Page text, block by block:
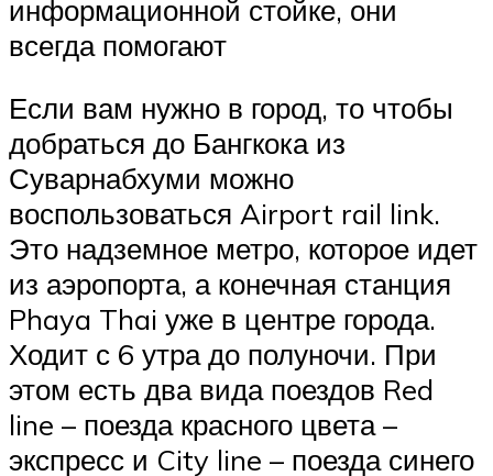
информационной стойке, они
всегда помогают
Если вам нужно в город, то чтобы
добраться до Бангкока из
Суварнабхуми можно
воспользоваться Airport rail link.
Это надземное метро, которое идет
из аэропорта, а конечная станция
Phaya Thai уже в центре города.
Ходит с 6 утра до полуночи. При
этом есть два вида поездов Red
line – поезда красного цвета –
экспресс и City line – поезда синего